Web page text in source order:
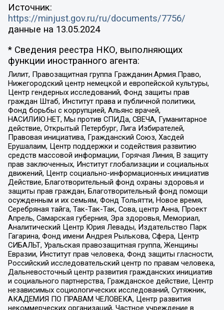
Источник:
https://minjust.gov.ru/ru/documents/7756/
данные на 13.05.2024
* Сведения реестра НКО, выполняющих
функции иностранного агента:
Лилит, Правозащитная группа Гражданин.Армия.Право,
Нижегородский центр немецкой и европейской культуры,
Центр гендерных исследований, Фонд защиты прав
граждан Штаб, Институт права и публичной политики,
Фонд борьбы с коррупцией, Альянс врачей,
НАСИЛИЮ.НЕТ, Мы против СПИДа, СВЕЧА, Гуманитарное
действие, Открытый Петербург, Лига Избирателей,
Правовая инициатива, Гражданский Союз, Хасдей
Ерушалаим, Центр поддержки и содействия развитию
средств массовой информации, Горячая Линия, В защиту
прав заключенных, Институт глобализации и социальных
движений, Центр социально-информационных инициатив
Действие, Благотворительный фонд охраны здоровья и
защиты прав граждан, Благотворительный фонд помощи
осужденным и их семьям, Фонд Тольятти, Новое время,
Серебряная тайга, Так-Так-Так, Сова, центр Анна, Проект
Апрель, Самарская губерния, Эра здоровья, Мемориал,
Аналитический Центр Юрия Левады, Издательство Парк
Гагарина, Фонд имени Андрея Рылькова, Сфера, Центр
СИБАЛЬТ, Уральская правозащитная группа, Женщины
Евразии, Институт прав человека, Фонд защиты гласности,
Российский исследовательский центр по правам человека,
Дальневосточный центр развития гражданских инициатив
и социального партнерства, Гражданское действие, Центр
независимых социологических исследований, Сутяжник,
АКАДЕМИЯ ПО ПРАВАМ ЧЕЛОВЕКА, Центр развития
некоммерческих организаций, Частное учреждение в